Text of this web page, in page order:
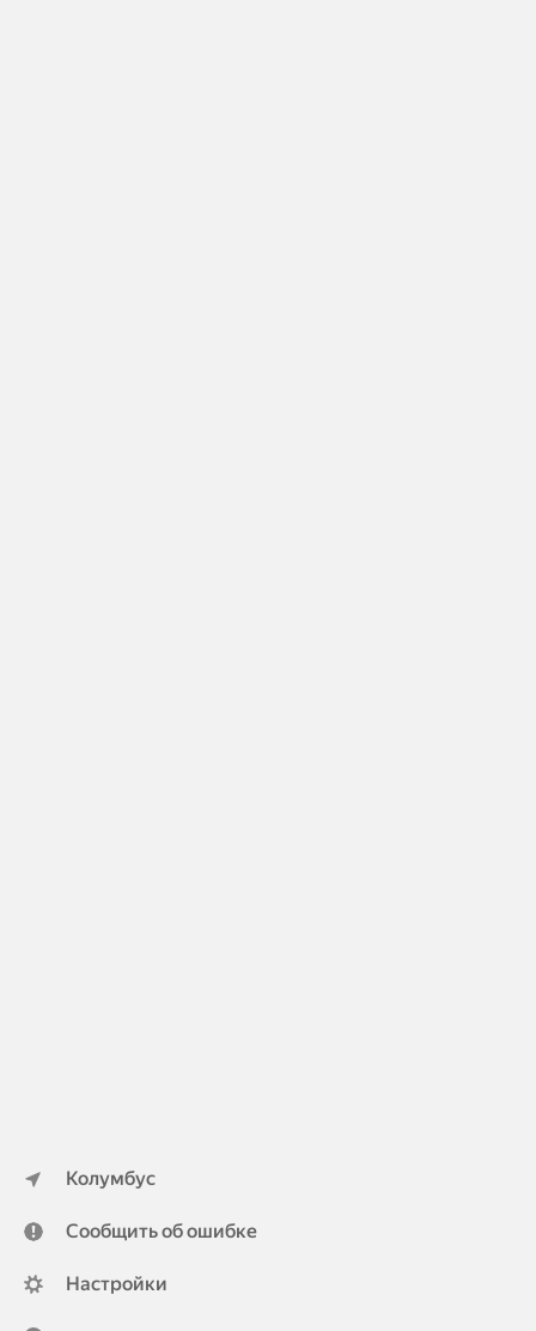
Колумбус
Сообщить об ошибке
Настройки